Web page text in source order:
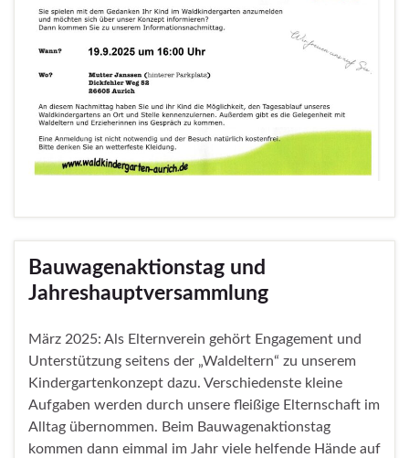
Bauwagenaktionstag und
Jahreshauptversammlung
März 2025: Als Elternverein gehört Engagement und
Unterstützung seitens der „Waldeltern“ zu unserem
Kindergartenkonzept dazu. Verschiedenste kleine
Aufgaben werden durch unsere fleißige Elternschaft im
Alltag übernommen. Beim Bauwagenaktionstag
kommen dann eimmal im Jahr viele helfende Hände auf